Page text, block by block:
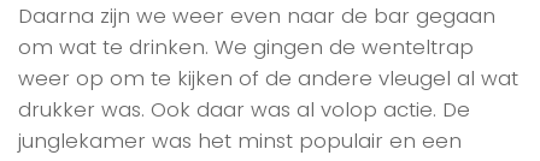
Daarna zijn we weer even naar de bar gegaan
om wat te drinken. We gingen de wenteltrap
weer op om te kijken of de andere vleugel al wat
drukker was. Ook daar was al volop actie. De
junglekamer was het minst populair en een